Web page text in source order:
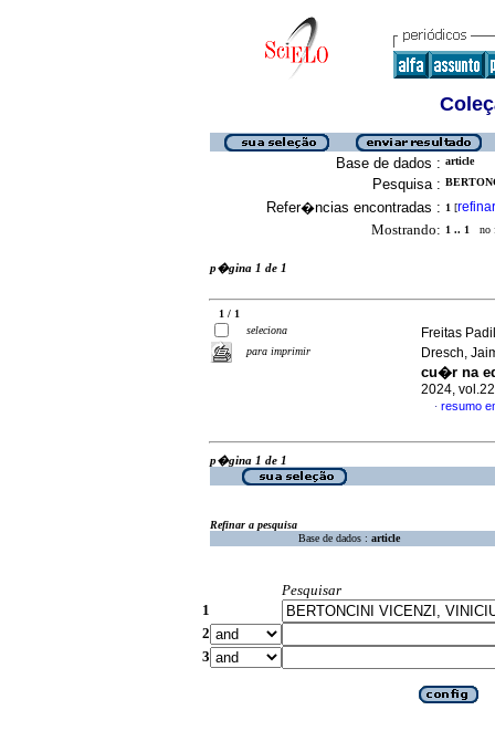
Base de dados : article
Pesquisa :
Refer�ncias encontradas : 1 [refinar
Mostrando: 1 .. 1 no
p�gina 1 de 1
1 / 1
seleciona
para imprimir
Freitas
Dresch,
cu�r na
2024,
· resumo
p�gina 1 de 1
Refinar a pesquisa
Base de dados : article
Pesquisar
1
2
3